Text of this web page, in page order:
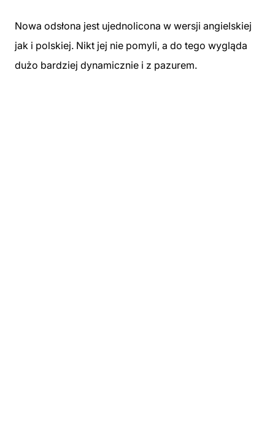
Nowa odsłona jest ujednolicona w wersji angielskiej
jak i polskiej. Nikt jej nie pomyli, a do tego wygląda
dużo bardziej dynamicznie i z pazurem.